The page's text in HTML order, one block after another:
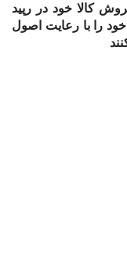
کالا خود در رپید
خود را با رعایت اصول